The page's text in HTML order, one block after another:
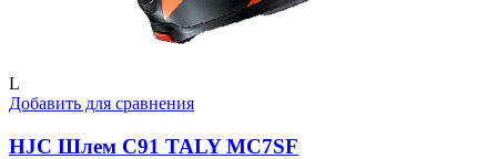
L
Добавить для сравнения
HJC Шлем C91 TALY MC7SF